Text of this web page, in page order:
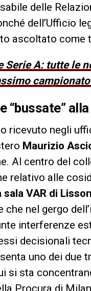
delle
dell’Ufficio
ascoltato come
Serie A: tutte le
“bussate”
ricevuto negli
Maurizio
Al centro del
relativo alle
sala VAR di
che nel gergo
interferenze
decisionali
uno dei due
si sta
Procura di